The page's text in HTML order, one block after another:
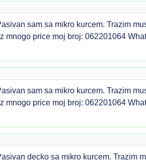
sam sa mikro kurcem. Trazim
price moj broj: 062201064
sam sa mikro kurcem. Trazim
price moj broj: 062201064
decko sa mikro kurcem. Trazim